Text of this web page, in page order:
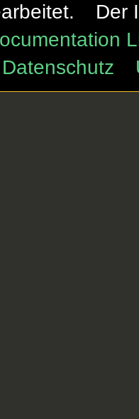
Der
Datenschutz